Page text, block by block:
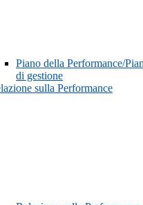
Piano della Performance/
di gestione
sulla Performance